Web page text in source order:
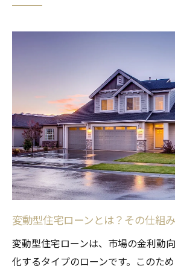
市場の動向に左右される変動
ク
変動金利が市場動向に与え
る
過去の金利変動から学ぶリ
変動金利選択の際に注意す
住宅購入時に考慮すべきリ
リスク管理のための住宅ロ
ション
金利上昇時の対応策を考え
変動型住宅ローンとは？その仕組
変動型住宅ローンは、市場の金利動
化するタイプのローンです。このた